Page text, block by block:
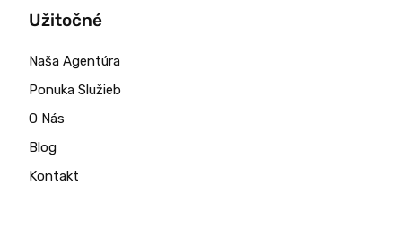
Užitočné
Naša Agentúra
Ponuka Služieb
O Nás
Blog
Kontakt